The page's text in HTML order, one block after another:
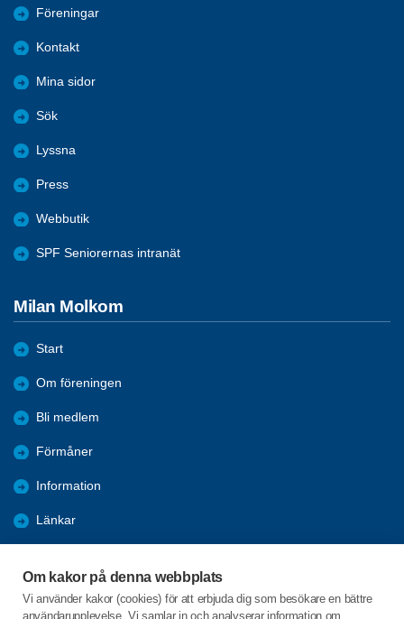
Om kakor på denna webbplats
Vi använder kakor (cookies) för att erbjuda dig som besökare en bättre
användarupplevelse. Vi samlar in och analyserar information om
Föreningar
Kontakt
Mina sidor
Sök
Lyssna
Press
Webbutik
SPF Seniorernas intranät
Milan Molkom
Start
Om föreningen
Bli medlem
Förmåner
Information
Länkar
Bildgalleri